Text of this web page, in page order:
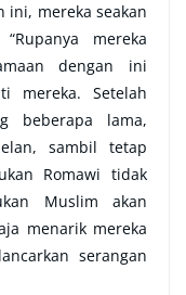
ini, mereka seakan
mereka
dengan ini
mereka. Setelah
beberapa lama,
sambil tetap
Romawi tidak
Muslim akan
menarik mereka
serangan